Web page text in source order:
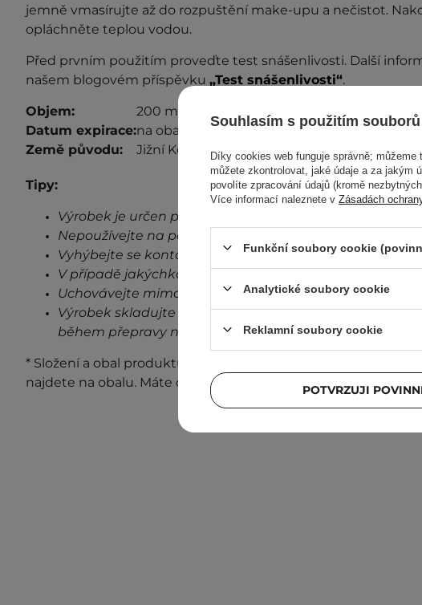
jemně vmasírujte až do rozpuštění make-upu a nečistot.
opláchněte teplou vodou.
Před prvním použitím proveďte test snášenlivosti. Další
našem blogovém příspěvku „Test snášenlivosti“.
Objem:
200 ml
Datum expirace:na obalu
Země původu:
Jižní Korea
Tipy:
Výrobek je určen pouze pro vnější použití.
Nepoužívejte na poškozenou pokožku.
Vyhýbejte se kontaktu s očima.
V případě jakýchkoli známek podráždění, přestaňte
Uchovávejte mimo dosah dětí.
Výrobek skladujte při pokojové teplotě na stinném
během přepravy neovlivní stabilitu a vlastnosti
* Složení a obal produktu se mohou měnit. Nejaktuálnější
najdete na obalu. Máte otázky?
Souhlasím s použitím
Díky cookies web funguje správně;
můžete zkontrolovat, jaké údaje a za jakým
povolíte zpracování údajů (kromě
Více informací naleznete v Zásadách
Funkční soubory cookie
Analytické soubory cookie
Reklamní soubory cookie
POTVRZUJI